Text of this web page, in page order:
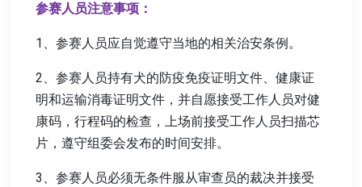
参赛人员注意事项：
1、参赛人员应自觉遵守当地的相关治安条例。
2、参赛人员持有犬的防疫免疫证明文件、健康证
明和运输消毒证明文件，并自愿接受工作人员对健
康码，行程码的检查，上场前接受工作人员扫描芯
片，遵守组委会发布的时间安排。
3、参赛人员必须无条件服从审查员的裁决并接受